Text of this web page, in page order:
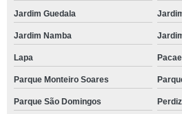
Jardim Guedala
Jardim Namba
Lapa
Parque Monteiro Soares
Parque São Domingos